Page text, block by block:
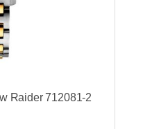
Raider 712081-2